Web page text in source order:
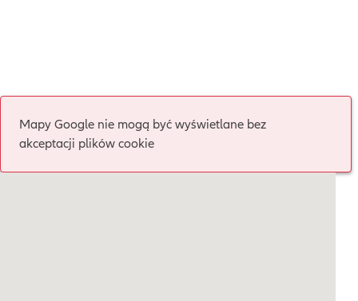
Mapy Google nie mogą być wyświetlane bez
akceptacji plików cookie